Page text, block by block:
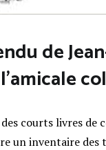
de
courts livres de
un inventaire